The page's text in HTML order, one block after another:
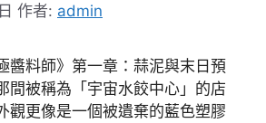
作者: admin
醬料師》第一章：蒜泥與末日預
間被稱為「宇宙水餃中心」的店
觀更像是一個被遺棄的藍色塑膠